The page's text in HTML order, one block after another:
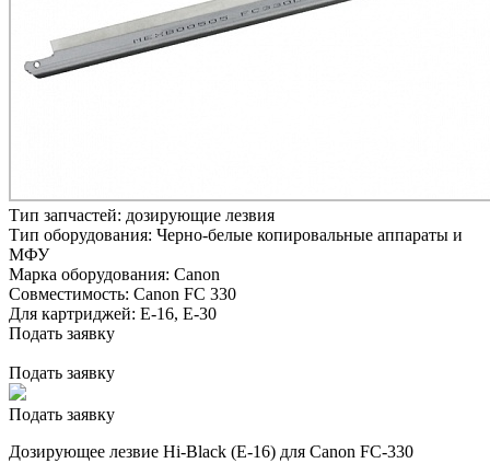
Тип запчастей: дозирующие лезвия
Тип оборудования: Черно-белые копировальные аппараты и
МФУ
Марка оборудования: Canon
Совместимость: Canon FC 330
Для картриджей: E-16, E-30
Подать заявку
Подать заявку
Подать заявку
Дозирующее лезвие Hi-Black (E-16) для Canon FC-330